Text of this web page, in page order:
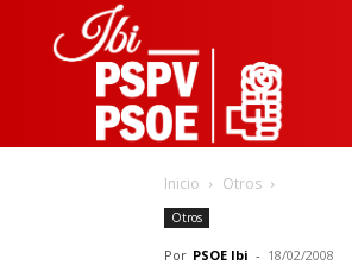
Inicio Otros
Otros
Por PSOE Ibi - 18/02/2008